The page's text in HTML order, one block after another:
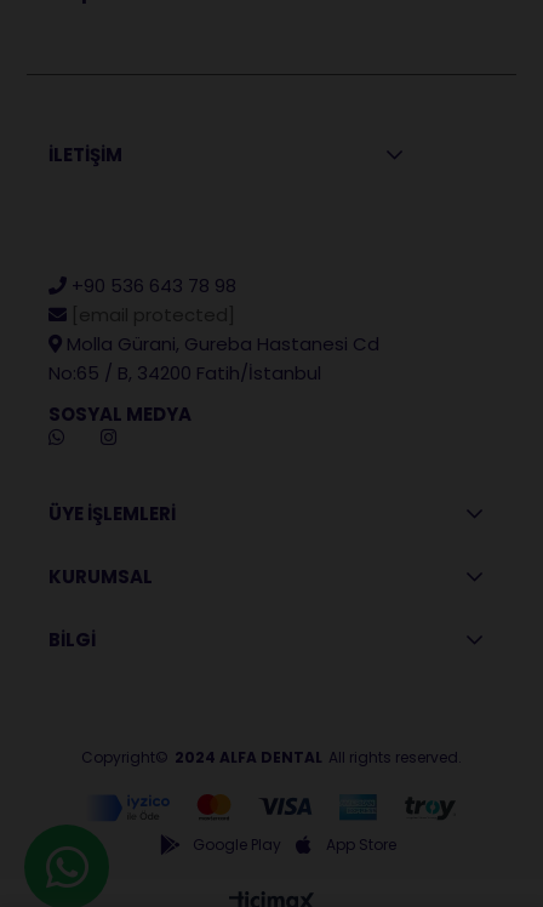
İLETİŞİM
+90 536 643 78 98
Molla Gürani, Gureba Hastanesi Cd
No:65 / B, 34200 Fatih/İstanbul
SOSYAL MEDYA
ÜYE İŞLEMLERİ
KURUMSAL
BİLGİ
Copyright© 2024 ALFA DENTAL All rights reserved.
Google Play App Store